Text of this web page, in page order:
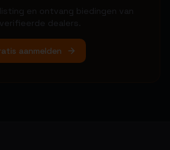
en ontvang biedingen van
dealers.
aanmelden